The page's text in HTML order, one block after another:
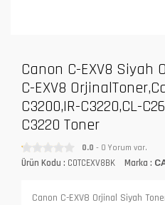
Canon C-EXV8 Siyah
C-EXV8
C3200,IR-C3220,CL-
C3220 Toner
0.0 - 0 Yorum var.
Ürün Kodu : COTCEXV8BK Marka :
Canon C-EXV8 Orjinal Siyah